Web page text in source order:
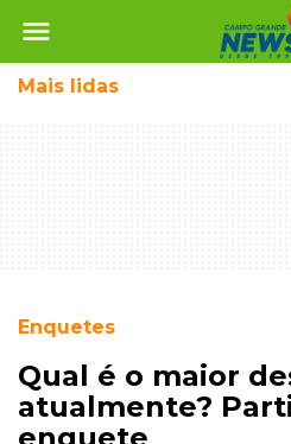
menu
Mais lidas
Enquetes
Qual é o maior
atualmente?